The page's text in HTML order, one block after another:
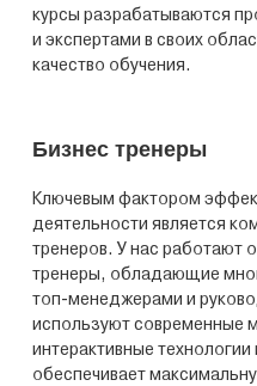
курсы разрабатываются
и экспертами в своих
качество обучения.
Бизнес тренеры
Ключевым фактором
деятельности является
тренеров. У нас работают
тренеры, обладающие
топ-менеджерами и
используют современные
интерактивные
обеспечивает